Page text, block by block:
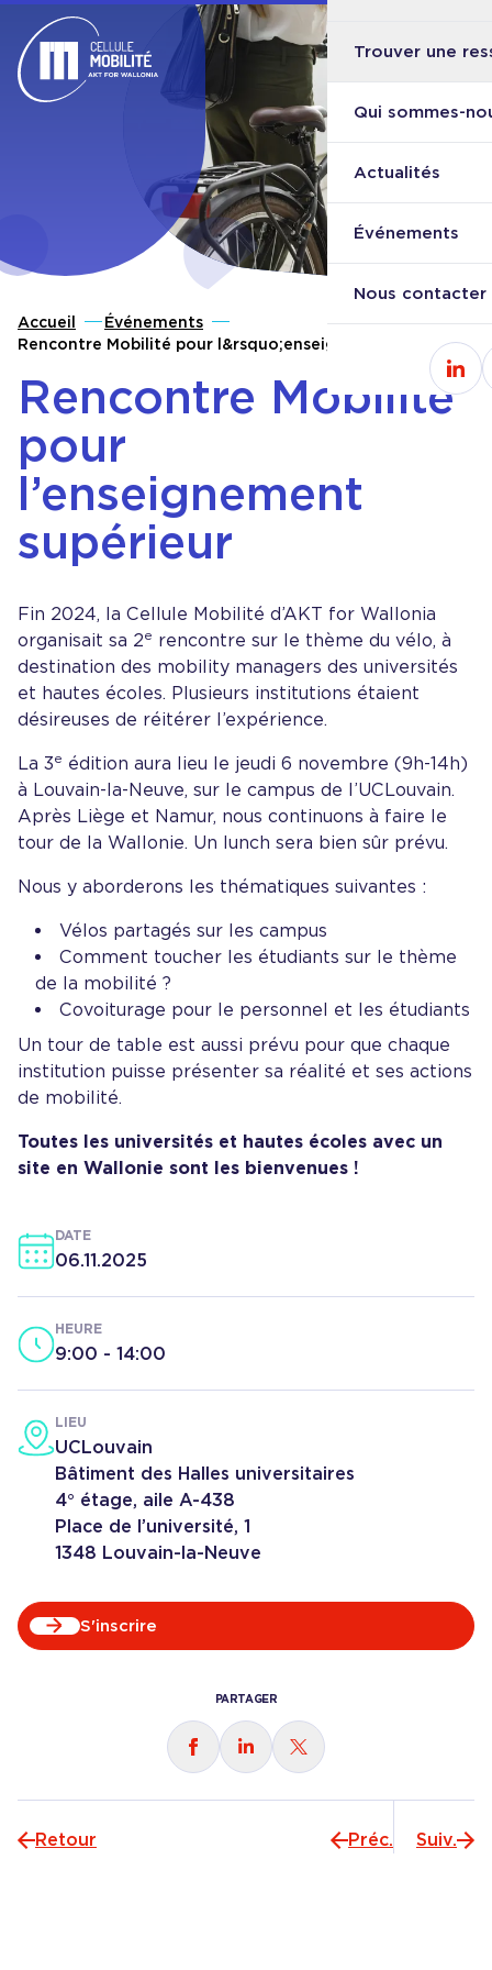
Retour à l'accueil
Trouver une
Qui sommes-
Actualités
Événements
Nous contacter
Accueil
Événements
Rencontre Mobilité pour l&rsquo;enseignement
Rencontre Mobilité
pour
l’enseignement
supérieur
DATE
06.11.2025
HEURE
9:00 - 14:00
LIEU
UCLouvain
Bâtiment des Halles universitaires
4° étage, aile A-438
Place de l’université, 1
1348 Louvain-la-Neuve
S'inscrire
Fin 2024, la Cellule Mobilité d’AKT for Wallonia
organisait sa 2e rencontre sur le thème du vélo, à
destination des mobility managers des universités
et hautes écoles. Plusieurs institutions étaient
désireuses de réitérer l’expérience.
La 3e édition aura lieu le jeudi 6 novembre (9h-14h)
à Louvain-la-Neuve, sur le campus de l’UCLouvain.
Après Liège et Namur, nous continuons à faire le
tour de la Wallonie. Un lunch sera bien sûr prévu.
Nous y aborderons les thématiques suivantes :
Vélos partagés sur les campus
Comment toucher les étudiants sur le thème
de la mobilité ?
Covoiturage pour le personnel et les étudiants
Un tour de table est aussi prévu pour que chaque
institution puisse présenter sa réalité et ses actions
de mobilité.
Toutes les universités et hautes écoles avec un
site en Wallonie sont les bienvenues !
PARTAGER
Partager surFacebook
Partager surPartager sur
Retour Préc. Suiv.